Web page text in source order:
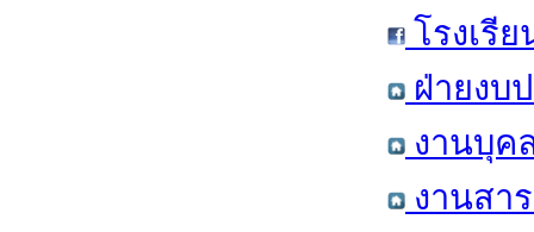
โรงเรี
ฝ่ายงบ
งานบุค
งานสา